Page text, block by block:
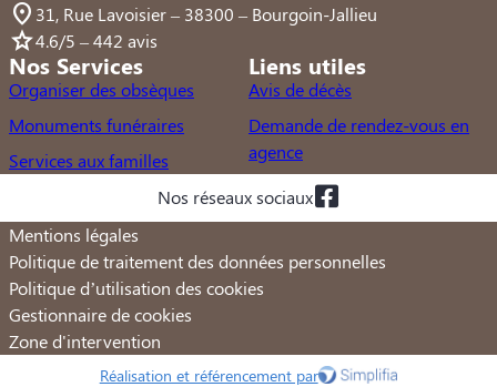
31, Rue Lavoisier – 38300 – Bourgoin-Jallieu
4.6/5 – 442 avis
Nos Services
Organiser des obsèques
Monuments funéraires
Services aux familles
Liens utiles
Avis de décès
Demande de rendez-vous en
agence
Nos réseaux sociaux
Mentions légales
Politique de traitement des données personnelles
Politique d’utilisation des cookies
Gestionnaire de cookies
Zone d'intervention
Réalisation et référencement par